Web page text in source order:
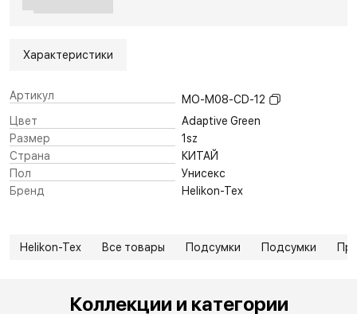
Характеристики
Артикул
MO-M08-CD-12
Цвет
Adaptive Green
Размер
1sz
Страна
КИТАЙ
Пол
Унисекс
Бренд
Helikon-Tex
Helikon-Tex Все товары Подсумки Подсумки
Коллекции и категории